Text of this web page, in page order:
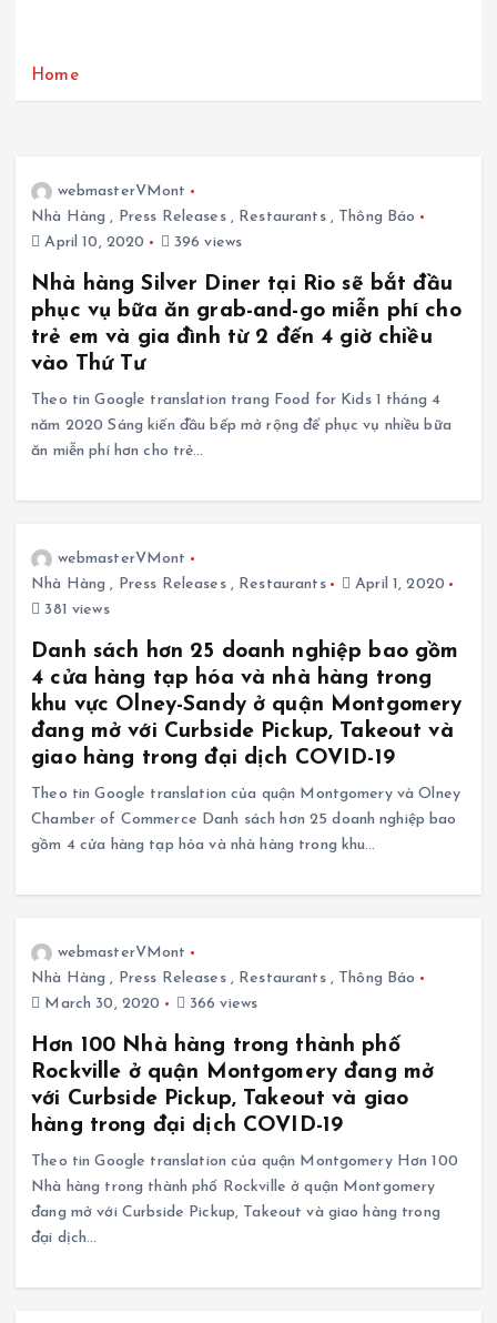
Home
webmasterVMont
Nhà Hàng , Press Releases, Restaurants, Thông Báo
April 10, 2020
396 views
Nhà hàng Silver Diner tại Rio sẽ bắt đầu
phục vụ bữa ăn grab-and-go miễn phí cho
trẻ em và gia đình từ 2 đến 4 giờ chiều
vào Thứ Tư
Theo tin Google translation trang Food for Kids 1 tháng 4
năm 2020 Sáng kiến ​​đầu bếp mở rộng để phục vụ nhiều bữa
ăn miễn phí hơn cho trẻ…
webmasterVMont
Nhà Hàng , Press Releases, Restaurants
April 1, 2020
381 views
Danh sách hơn 25 doanh nghiệp bao gồm
4 cửa hàng tạp hóa và nhà hàng trong
khu vực Olney-Sandy ở quận Montgomery
đang mở với Curbside Pickup, Takeout và
giao hàng trong đại dịch COVID-19
Theo tin Google translation của quận Montgomery và Olney
Chamber of Commerce Danh sách hơn 25 doanh nghiệp bao
gồm 4 cửa hàng tạp hóa và nhà hàng trong khu…
webmasterVMont
Nhà Hàng , Press Releases, Restaurants, Thông Báo
March 30, 2020
366 views
Hơn 100 Nhà hàng trong thành phố
Rockville ở quận Montgomery đang mở
với Curbside Pickup, Takeout và giao
hàng trong đại dịch COVID-19
Theo tin Google translation của quận Montgomery Hơn 100
Nhà hàng trong thành phố Rockville ở quận Montgomery
đang mở với Curbside Pickup, Takeout và giao hàng trong
đại dịch…